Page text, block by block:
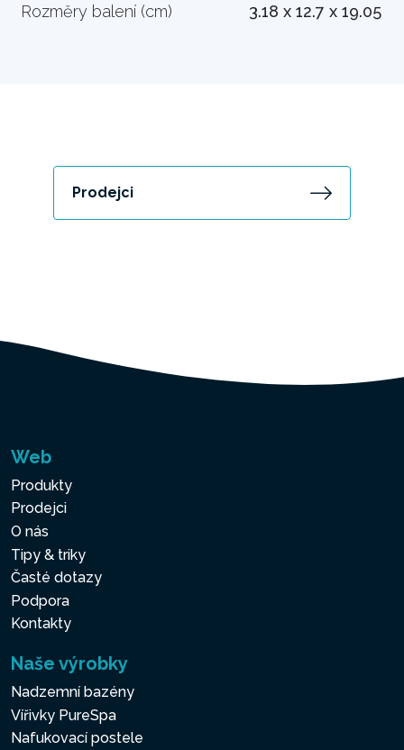
Rozměry balení (cm) 3.18 x 12.7 x 19.05
Prodejci
Web
Produkty
Prodejci
O nás
Tipy & triky
Časté dotazy
Podpora
Kontakty
Naše výrobky
Nadzemní bazény
Vířivky PureSpa
Nafukovací postele